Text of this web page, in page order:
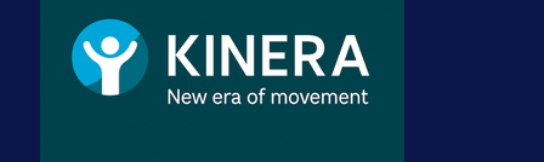
transfer!?
3 sedmica 4 dan
A Selekcija